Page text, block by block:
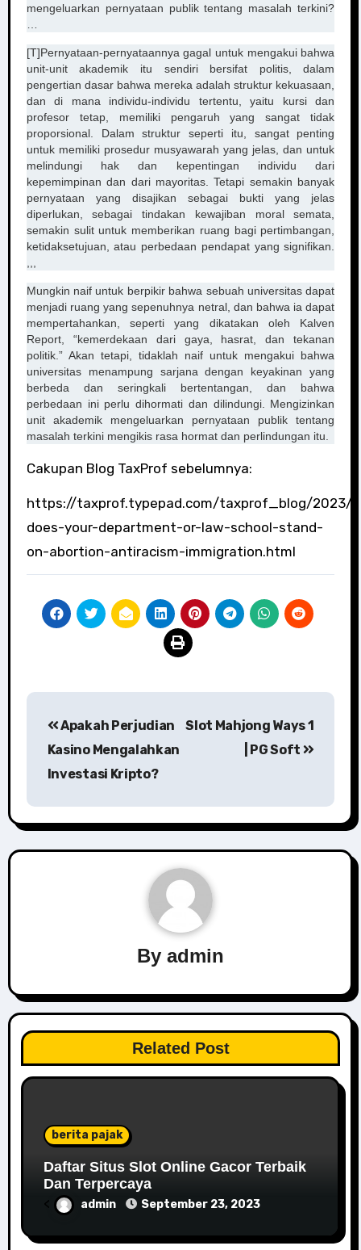
mengeluarkan pernyataan publik tentang masalah terkini?
[T]Pernyataan-pernyataannya gagal untuk mengakui bahwa
unit-unit akademik itu sendiri bersifat politis, dalam
pengertian dasar bahwa mereka adalah struktur kekuasaan,
dan di mana individu-individu tertentu, yaitu kursi dan
profesor tetap, memiliki pengaruh yang sangat tidak
proporsional. Dalam struktur seperti itu, sangat penting
untuk memiliki prosedur musyawarah yang jelas, dan untuk
melindungi hak dan kepentingan individu dari
kepemimpinan dan dari mayoritas. Tetapi semakin banyak
pernyataan yang disajikan sebagai bukti yang jelas
diperlukan, sebagai tindakan kewajiban moral semata,
semakin sulit untuk memberikan ruang bagi pertimbangan,
ketidaksetujuan, atau perbedaan pendapat yang signifikan.
Mungkin naif untuk berpikir bahwa sebuah universitas dapat
menjadi ruang yang sepenuhnya netral, dan bahwa ia dapat
mempertahankan, seperti yang dikatakan oleh Kalven
Report, “kemerdekaan dari gaya, hasrat, dan tekanan
politik.” Akan tetapi, tidaklah naif untuk mengakui bahwa
universitas menampung sarjana dengan keyakinan yang
berbeda dan seringkali bertentangan, dan bahwa
perbedaan ini perlu dihormati dan dilindungi. Mengizinkan
unit akademik mengeluarkan pernyataan publik tentang
masalah terkini mengikis rasa hormat dan perlindungan itu.
Cakupan Blog TaxProf sebelumnya:
https://taxprof.typepad.com/taxprof_blog/2023/
does-your-department-or-law-school-stand-
on-abortion-antiracism-immigration.html
navigation
Apakah Perjudian
Kasino Mengalahkan
Investasi Kripto?
Slot Mahjong Ways 1
| PG Soft
By admin
Related Post
berita pajak
Daftar Situs Slot Online Gacor Terbaik
Dan Terpercaya
< admin September 23, 2023